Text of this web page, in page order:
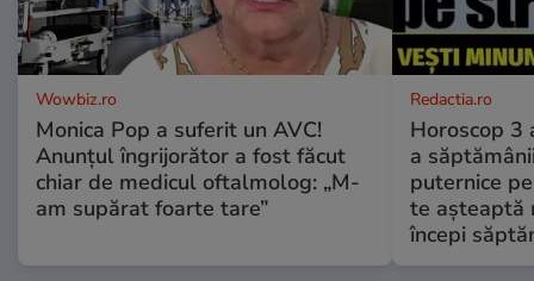
Wowbiz.ro
Monica Pop a suferit un AVC!
Anunțul îngrijorător a fost făcut
chiar de medicul oftalmolog: „M-
am supărat foarte tare”
Redactia.ro
Horoscop 3
a
puternice
te așteaptă
începi